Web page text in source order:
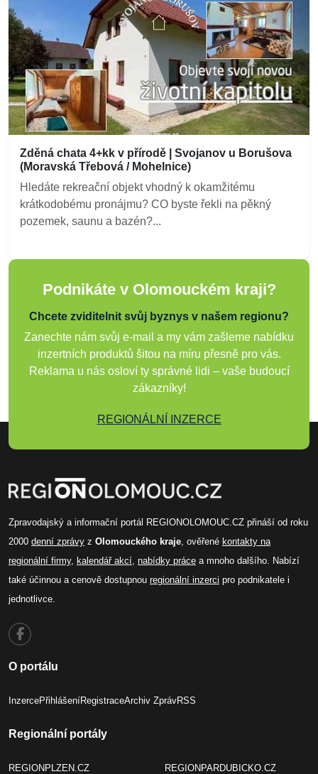
Zděná chata 4+kk v přírodě | Svojanov u Borušova
(Moravská Třebová / Mohelnice)
Hledáte rekreační objekt vhodný k okamžitému
krátkodobému pronájmu? CO byste řekli na pěkný
pozemek, saunu a bazén?...
Podnikáte v Olomouckém kraji?
Chcete zviditelnit svůj byznys v našem regionu?
Zanechte nám svůj e-mail a my vám zašleme nabídku
inzertních produktů šitou na míru přesně pro vás.
Reklama u nás osloví ty správné lidi – vaše budoucí
zákazníky!
REGIONÁLNÍ INZERCE
Zpravodajský a informační portál REGIONOLOMOUC.CZ přináší od roku
2000 denní zprávy z Olomouckého kraje , ověřené kontakty na
regionální firmy, kalendář akcí nabídky práce a mnoho dalšího. Nabízí
také účinnou a cenově dostupnou regionální inzerci pro podnikatele i
jednotlivce.
O portálu
InzercePřihlášeníRegistraceArchiv ZprávRSS
Regionální portály
REGIONPLZEN.CZ REGIONPARDUBICKO.CZ